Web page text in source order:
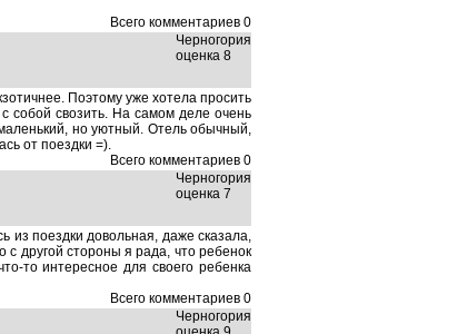
Всего комментариев 0
Черногория
оценка 8
Поэтому уже хотела просить
собой свозить. На самом деле очень
но уютный. Отель обычный,
от поездки =).
Всего комментариев 0
Черногория
оценка 7
из поездки довольная, даже сказала,
с другой стороны я рада, что ребенок
то интересное для своего ребенка
Всего комментариев 0
Черногория